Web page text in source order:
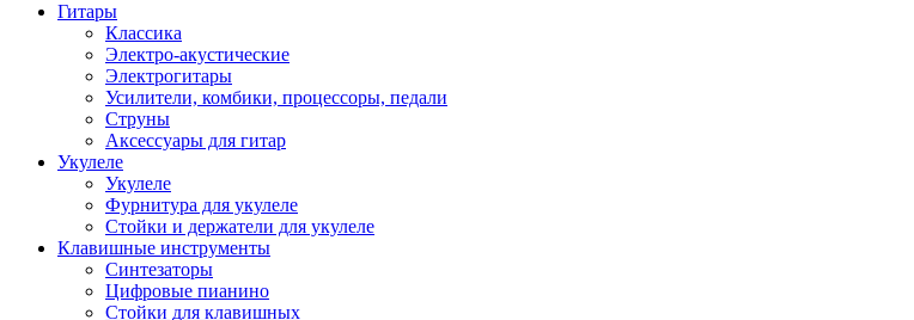
Гитары
Классика
Электро-акустические
Электрогитары
Усилители, комбики, процессоры, педали
Струны
Аксессуары для гитар
Укулеле
Укулеле
Фурнитура для укулеле
Стойки и держатели для укулеле
Клавишные инструменты
Синтезаторы
Цифровые пианино
Стойки для клавишных